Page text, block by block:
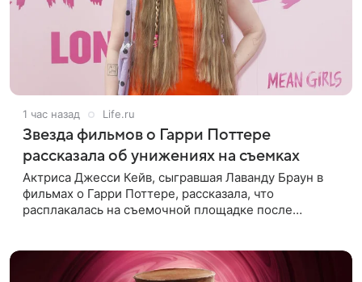
1 час назад Life.ru
Звезда фильмов о Гарри Поттере
рассказала об унижениях на съемках
Актриса Джесси Кейв, сыгравшая Лаванду Браун в
фильмах о Гарри Поттере, рассказала, что
расплакалась на съемочной площадке после